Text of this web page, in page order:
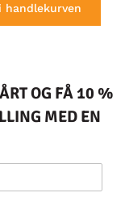
handlekurven
OG FÅ 10 %
MED EN